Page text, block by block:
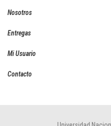
Nosotros
Entregas
Mi Usuario
Contacto